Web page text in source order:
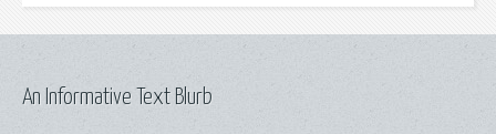
An Informative Text Blurb